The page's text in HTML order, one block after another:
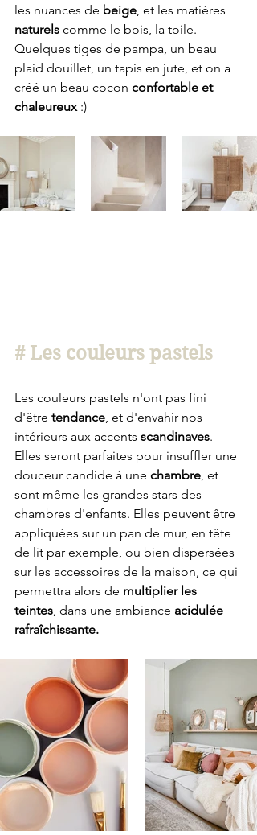
les nuances de beige, et les matières
naturels comme le bois, la toile.
Quelques tiges de pampa, un beau
plaid douillet, un tapis en jute, et on a
créé un beau cocon confortable et
chaleureux :)
# Les couleurs pastels
Les couleurs pastels n'ont pas fini
d'être tendance, et d'envahir nos
intérieurs aux accents scandinaves.
Elles seront parfaites pour insuffler une
douceur candide à une chambre, et
sont même les grandes stars des
chambres d'enfants. Elles peuvent être
appliquées sur un pan de mur, en tête
de lit par exemple, ou bien dispersées
sur les accessoires de la maison, ce qui
permettra alors de multiplier les
teintes, dans une ambiance acidulée
rafraîchissante.